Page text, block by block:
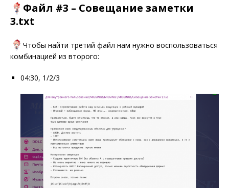
Файл #3 – Совещание заметки
3.txt
Чтобы найти третий файл нам нужно воспользоваться
комбинацией из второго:
04:30, 1/2/3